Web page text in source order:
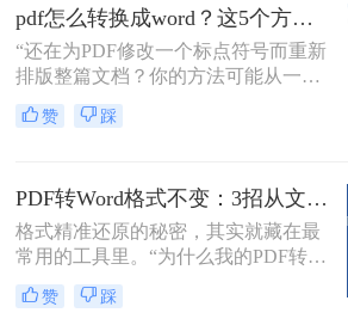
的PDF是什么类型、要转几个文件、
对排版要求高不高。本文就按不同场
景，把我自己实际用过、觉得靠谱的
转、批量处理、以及对排版要求高时
pdf怎么转换成word？这5个方法亲测有效，职场人必备技能！
“还在为PDF修改一个标点符号而重新
排版整篇文档？你的方法可能从一开
始就错了。”作为一名深耕电脑办公
软件领域多年的测评博主，小编每天
赞 踩
PDF转Word格式不变：3招从文件选择到输出设置全流程！
格式精准还原的秘密，其实就藏在最
常用的工具里。“为什么我的PDF转成
Word后，格式全乱了？”——这是小
编在后台收到最多的问题之一。相信
赞 踩